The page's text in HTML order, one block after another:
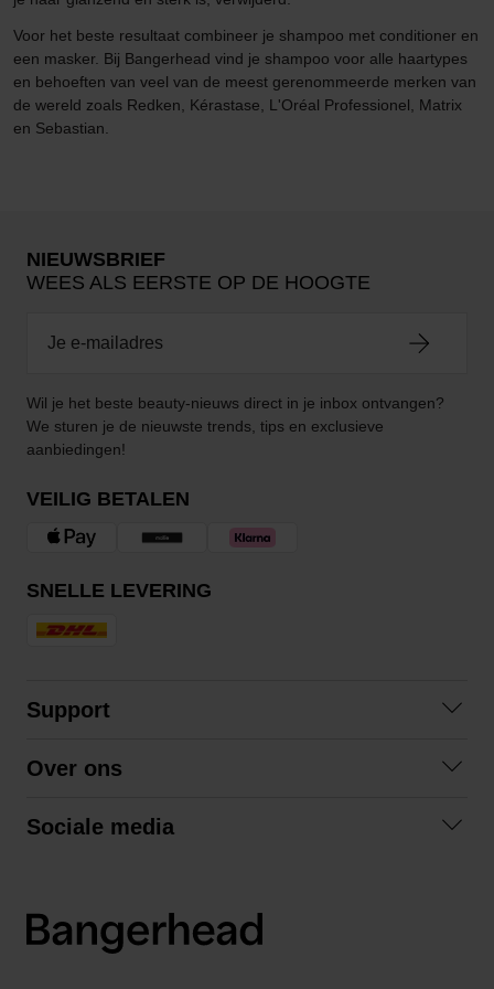
Voor het beste resultaat combineer je shampoo met conditioner en
een masker. Bij Bangerhead vind je shampoo voor alle haartypes
en behoeften van veel van de meest gerenommeerde merken van
de wereld zoals Redken, Kérastase, L'Oréal Professionel, Matrix
en Sebastian.
NIEUWSBRIEF
WEES ALS EERSTE OP DE HOOGTE
Wil je het beste beauty-nieuws direct in je inbox ontvangen?
We sturen je de nieuwste trends, tips en exclusieve
aanbiedingen!
VEILIG BETALEN
SNELLE LEVERING
Support
Algemene voorwaarden
Over ons
Sociale media
LinkedIn